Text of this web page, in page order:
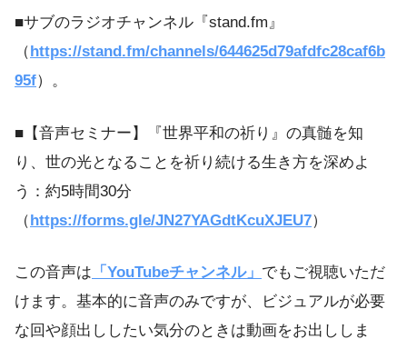
■サブのラジオチャンネル『stand.fm』
（ https://stand.fm/channels/644625d79afdfc28caf6b
95f）。
■【音声セミナー】『世界平和の祈り』の真髄を知
り、世の光となることを祈り続ける生き方を深めよ
う：約5時間30分
（https://forms.gle/JN27YAGdtKcuXJEU7）
この音声は 「YouTubeチャンネル」 でもご視聴いただ
けます。基本的に音声のみですが、ビジュアルが必要
な回や顔出ししたい気分のときは動画をお出ししま